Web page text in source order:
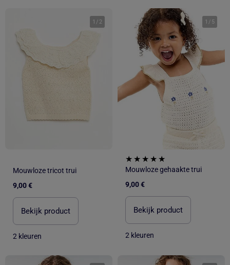
1 / 2
Mouwloze tricot trui
9,00 €
Bekijk product
2 kleuren
1 / 5
Mouwloze gehaakte trui
9,00 €
Bekijk product
2 kleuren